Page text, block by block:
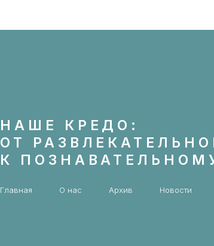
НАШЕ КРЕДО:
ОТ
К
Главная О нас Архив Новости